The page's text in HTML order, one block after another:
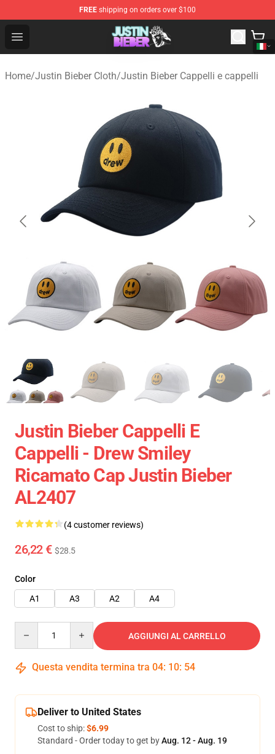
FREE shipping on orders over $100
Open menu
Justin Bieber Store - Official Justin Bieber Merchandise
Home/Justin Bieber Cloth/Justin Bieber Cappelli e cappelli
Justin Bieber Cappelli E
Cappelli - Drew Smiley
Ricamato Cap Justin Bieber
AL2407
(4 customer reviews)
26,22 € $28.5
Color
A1
A3 A2 A4
AGGIUNGI AL CARRELLO
Questa vendita termina tra 04: 10: 53
Deliver to United States
Cost to ship:$6.99
Standard - Order today to get byAug. 12 - Aug. 19